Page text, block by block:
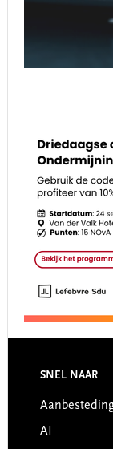
Footer
SNEL NAAR
AI